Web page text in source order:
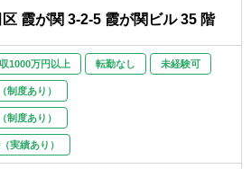
式の設計・評価）
アドバイザリー
他資本政策に関するコンサルティング
イアント】
わない上場企業、非上場企業（スター
プ、ベンチャー含む）
霞が関 3-2-5 霞が関ビル 35 階
1000万円以上 転勤なし 未経験可
制度あり）
制度あり）
実績あり）